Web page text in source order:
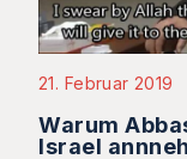
21. Februar 2019
Warum
Israel